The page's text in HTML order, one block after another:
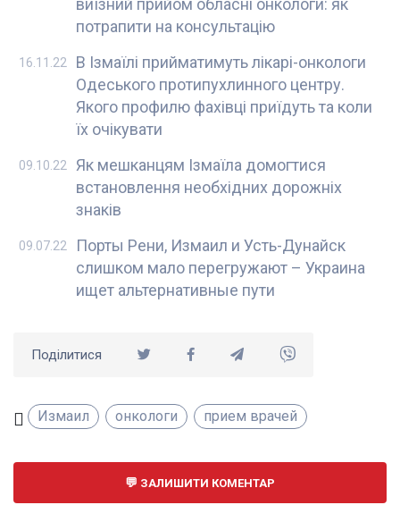
виїзний прийом обласні онкологи: як
потрапити на консультацію
В Ізмаїлі прийматимуть лікарі-онкологи
Одеського протипухлинного центру.
Якого профилю фахівці приїдуть та коли
їх очікувати
16.11.22
Як мешканцям Ізмаїла домогтися
встановлення необхідних дорожніх
знаків
09.10.22
Порты Рени, Измаил и Усть-Дунайск
слишком мало перегружают – Украина
ищет альтернативные пути
09.07.22
Поділитися
Измаил онкологи прием врачей
ЗАЛИШИТИ КОМЕНТАР